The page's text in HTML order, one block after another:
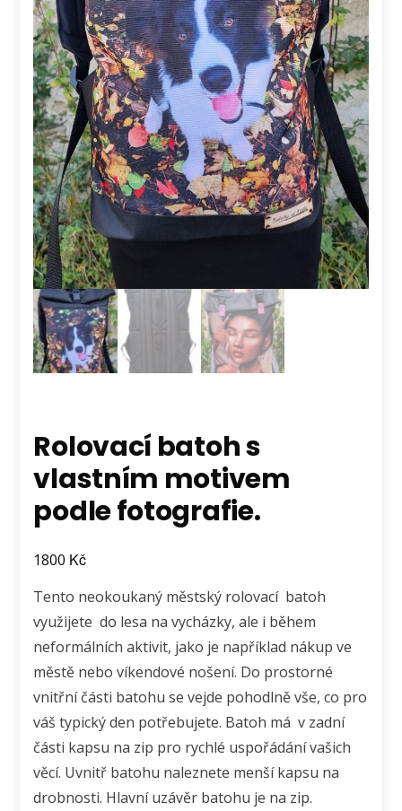
Rolovací batoh s
vlastním motivem
podle fotografie.
1800 Kč
Tento neokoukaný městský rolovací batoh
využijete do lesa na vycházky, ale i během
neformálních aktivit, jako je například nákup ve
městě nebo víkendové nošení. Do prostorné
vnitřní části batohu se vejde pohodlně vše, co pro
váš typický den potřebujete. Batoh má v zadní
části kapsu na zip pro rychlé uspořádání vašich
věcí. Uvnitř batohu naleznete menší kapsu na
drobnosti. Hlavní uzávěr batohu je na zip.